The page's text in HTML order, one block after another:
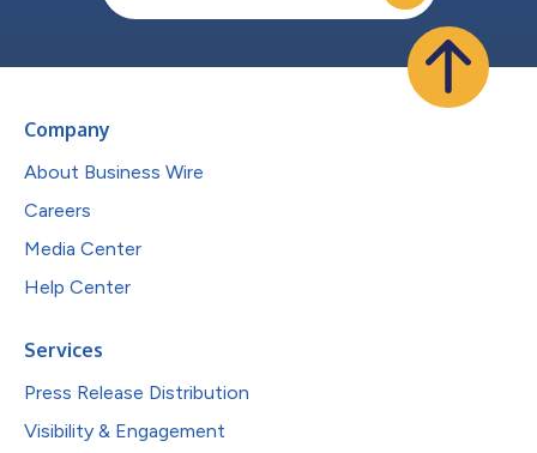
Company
About Business Wire
Careers
Media Center
Help Center
Services
Press Release Distribution
Visibility & Engagement